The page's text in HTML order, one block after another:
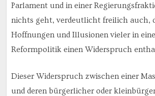
Parlament und in einer
nichts geht, verdeutlicht freilich auch,
Hoffnungen und Illusionen vieler in
Reformpolitik einen Widerspruch
Dieser Widerspruch zwischen einer
und deren bürgerlicher oder